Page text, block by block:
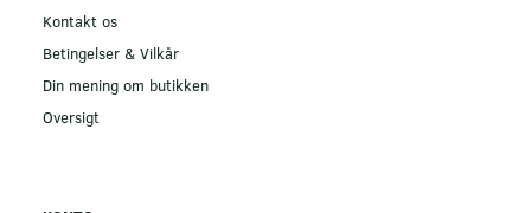
Kontakt os
Betingelser & Vilkår
Din mening om butikken
Oversigt